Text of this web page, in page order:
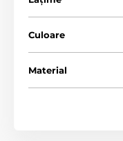
Culoare
Material